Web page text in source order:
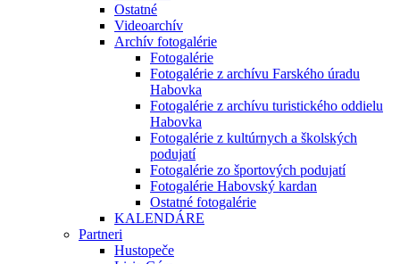
Ostatné
Videoarchív
Archív fotogalérie
Fotogalérie
Fotogalérie z archívu Farského úradu
Habovka
Fotogalérie z archívu turistického oddielu
Habovka
Fotogalérie z kultúrnych a školských
podujatí
Fotogalérie zo športových podujatí
Fotogalérie Habovský kardan
Ostatné fotogalérie
KALENDÁRE
Partneri
Hustopeče